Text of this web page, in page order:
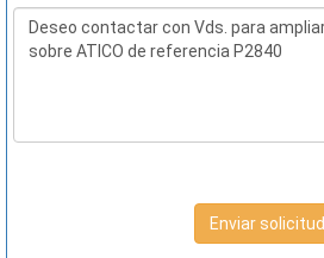
Enviar solicitud